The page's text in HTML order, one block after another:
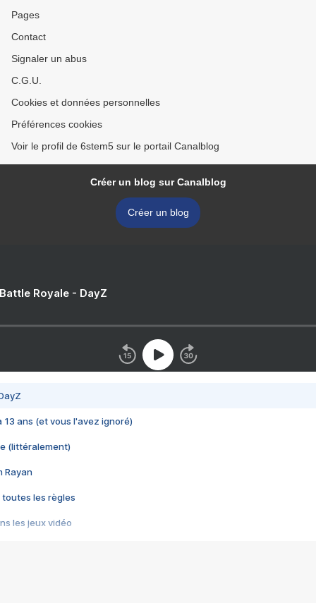
Pages
Contact
Signaler un abus
C.G.U.
Cookies et données personnelles
Préférences cookies
Voir le profil de 6stem5 sur le portail Canalblog
Créer un blog sur Canalblog
Créer un blog
Royale - DayZ
13 ans (et vous l'avez ignoré)
(littéralement)
Rayan
toutes les règles
les jeux vidéo